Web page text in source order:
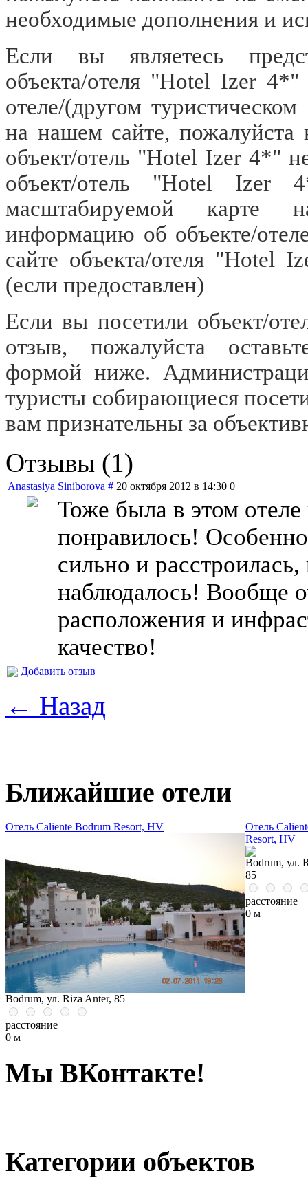
необходимые дополнения и
Если вы являетесь
объекта/отеля "Hotel Izer
отеле/(другом
на нашем сайте,
объект/отель "Hotel Izer 4*"
объект/отель "Hotel Izer
масштабируемой карте
информацию об объекте/
сайте объекта/отеля "Hotel
(если предоставлен)
Если вы посетили объект/
отзыв, пожалуйста
формой ниже.
туристы собирающиеся
вам признательны за
Отзывы (1)
Anastasiya Siniborova # 20 октября 2012 в 14:30 0
Тоже была в этом
понравилось!
сильно и
наблюдалось! Вообще
расположения и
качество!
Добавить отзыв
← Назад
Ближайшие отели
Отель Caliente Bodrum Resort, HV
Bodrum, ул. Riza Anter, 85
расстояние
0 м
Отель
Resort, HV
Bodrum, ул.
85
расстояние
0 м
Мы ВКонтакте!
Категории объектов